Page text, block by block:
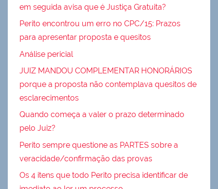
em seguida avisa que é Justiça Gratuita?
Perito encontrou um erro no CPC/15: Prazos
para apresentar proposta e quesitos
Análise pericial
JUIZ MANDOU COMPLEMENTAR HONORÁRIOS
porque a proposta não contemplava quesitos de
esclarecimentos
Quando começa a valer o prazo determinado
pelo Juiz?
Perito sempre questione as PARTES sobre a
veracidade/confirmação das provas
Os 4 itens que todo Perito precisa identificar de